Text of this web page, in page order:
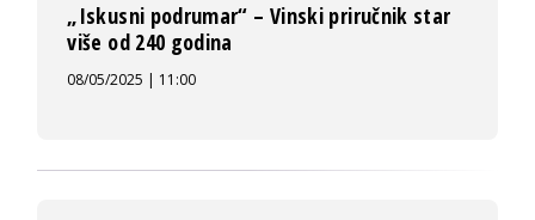
„Iskusni podrumar“ – Vinski priručnik star
više od 240 godina
08/05/2025 | 11:00